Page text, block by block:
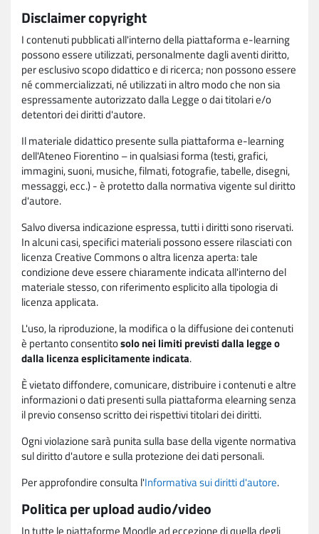
Disclaimer copyright
I contenuti pubblicati all'interno della piattaforma e-learning
possono essere utilizzati, personalmente dagli aventi diritto,
per esclusivo scopo didattico e di ricerca; non possono essere
né commercializzati, né utilizzati in altro modo che non sia
espressamente autorizzato dalla Legge o dai titolari e/o
detentori dei diritti d'autore.
Il materiale didattico presente sulla piattaforma e-learning
dell'Ateneo Fiorentino – in qualsiasi forma (testi, grafici,
immagini, suoni, musiche, filmati, fotografie, tabelle, disegni,
messaggi, ecc.) - è protetto dalla normativa vigente sul diritto
d'autore.
Salvo diversa indicazione espressa, tutti i diritti sono riservati.
In alcuni casi, specifici materiali possono essere rilasciati con
licenza Creative Commons o altra licenza aperta: tale
condizione deve essere chiaramente indicata all'interno del
materiale stesso, con riferimento esplicito alla tipologia di
licenza applicata.
L'uso, la riproduzione, la modifica o la diffusione dei contenuti
è pertanto consentitosolo nei limiti previsti dalla legge o
dalla licenza esplicitamente indicata.
È vietato diffondere, comunicare, distribuire i contenuti e altre
informazioni o dati presenti sulla piattaforma elearning senza
il previo consenso scritto dei rispettivi titolari dei diritti.
Ogni violazione sarà punita sulla base della vigente normativa
sul diritto d'autore e sulla protezione dei dati personali.
Per approfondire consulta l'Informativa sui diritti d'autore.
Politica per upload audio/video
In tutte le piattaforme Moodle ad eccezione di quella degli